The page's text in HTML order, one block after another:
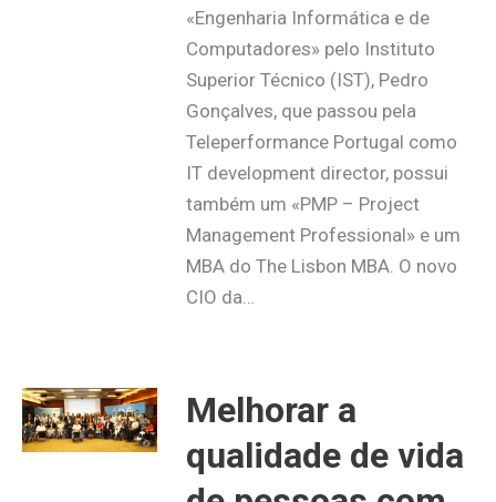
«Engenharia Informática e de
Computadores» pelo Instituto
Superior Técnico (IST), Pedro
Gonçalves, que passou pela
Teleperformance Portugal como
IT development director, possui
também um «PMP – Project
Management Professional» e um
MBA do The Lisbon MBA. O novo
CIO da…
Melhorar a
qualidade de vida